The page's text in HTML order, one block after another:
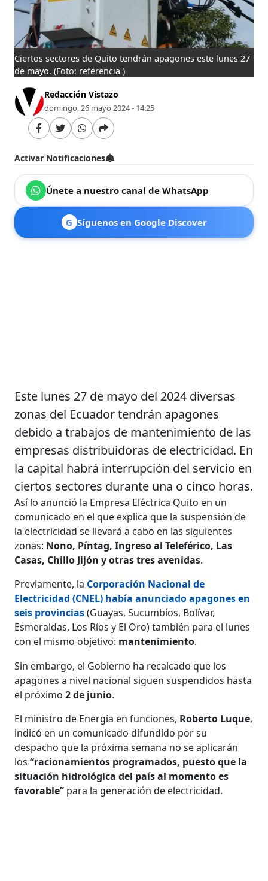
Ciertos sectores de Quito tendrán apagones este lunes 27
de mayo.(Foto: referencia )
Redacción Vistazo
domingo, 26 mayo 2024 - 14:25
Activar Notificaciones
Únete a nuestro canal de WhatsApp
G Síguenos en Google Discover
Este lunes 27 de mayo del 2024 diversas
zonas del Ecuador tendrán apagones
debido a trabajos de mantenimiento de las
empresas distribuidoras de electricidad. En
la capital habrá interrupción del servicio en
ciertos sectores durante una o cinco horas.
Así lo anunció la Empresa Eléctrica Quito en un
comunicado en el que explica que la suspensión de
la electricidad se llevará a cabo en las siguientes
zonas: Nono, Píntag, Ingreso al Teleférico, Las
Casas, Chillo Jijón y otras tres avenidas.
Previamente, la Corporación Nacional de
Electricidad (CNEL) había anunciado apagones en
seis provincias(Guayas, Sucumbíos, Bolívar,
Esmeraldas, Los Ríos y El Oro) también para el lunes
con el mismo objetivo: mantenimiento.
Sin embargo, el Gobierno ha recalcado que los
apagones a nivel nacional siguen suspendidos hasta
el próximo 2 de junio.
El ministro de Energía en funciones, Roberto Luque,
indicó en un comunicado difundido por su
despacho que la próxima semana no se aplicarán
los“racionamientos programados, puesto que la
situación hidrológica del país al momento es
favorable” para la generación de electricidad.